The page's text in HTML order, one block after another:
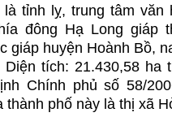
tỉnh lỵ, trung tâm văn
đông Hạ Long giáp
giáp huyện Hoành Bồ,
tích: 21.430,58 ha
Chính phủ số 58/
thành phố này là thị xã